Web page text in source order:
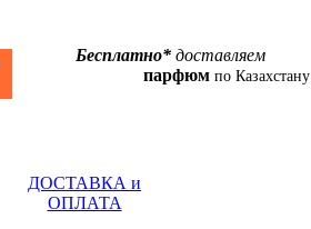
Бесплатно* доставляем
парфюм по Казахстану
ДОСТАВКА и
ОПЛАТА